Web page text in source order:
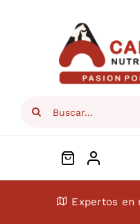
Search
ConócenosExpertos en